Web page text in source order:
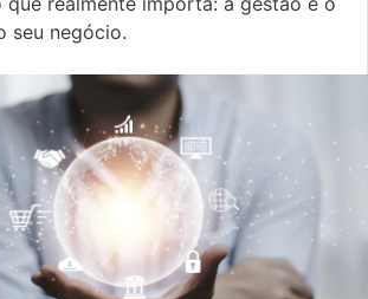
seu negócio.